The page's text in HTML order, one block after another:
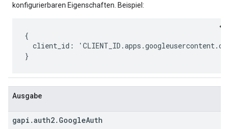
konfigurierbaren Eigenschaften. Beispiel:
{
client_id:
}
Ausgabe
gapi .auth2. GoogleAuth